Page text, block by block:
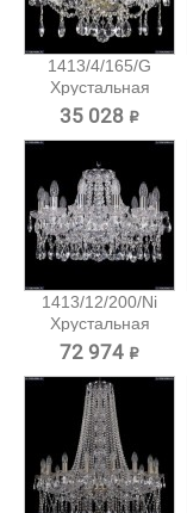
1413/4/165/G
Хрустальная
подвесная...
35 028 ₽
1413/12/200/Ni
Хрустальная
подвесная...
72 974 ₽